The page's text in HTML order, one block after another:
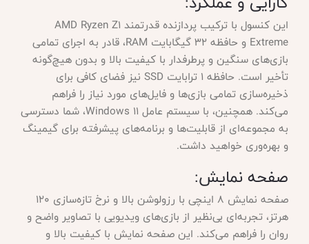
این کنسول با ترکیب پردازنده قدرتمند AMD Ryzen Z1
Extreme و حافظه ۳۲ گیگابایت RAM، قادر به اجرای تمامی
بازی‌های سنگین و پرطرفدار با کیفیت بالا و بدون هیچ‌گونه
تأخیر است. حافظه ۱ ترابایت SSD نیز فضای کافی برای
ذخیره‌سازی تمامی بازی‌ها و فایل‌های مورد نیاز را فراهم
می‌کند. همچنین، با سیستم عامل Windows 11، شما دسترسی
به مجموعه‌ای از قابلیت‌ها و برنامه‌های پیشرفته برای گیمینگ
و بهره‌وری خواهید داشت.
صفحه نمایش:
صفحه نمایش ۸ اینچی با رزولوشن بالا و نرخ تازه‌سازی ۱۲۰
هرتز، تجربه‌ای بی‌نظیر از بازی‌های ویدیویی با تصاویر واضح و
روان را فراهم می‌کند. این صفحه نمایش با کیفیت بالا و